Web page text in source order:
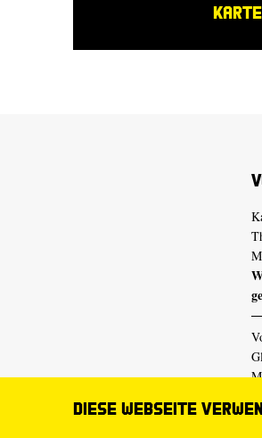
Diese Webseite